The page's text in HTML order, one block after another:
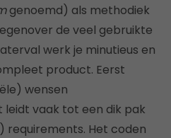
genoemd) als methodiek
de veel gebruikte
werk je minutieus en
product. Eerst
wensen
vaak tot een dik pak
requirements. Het coden